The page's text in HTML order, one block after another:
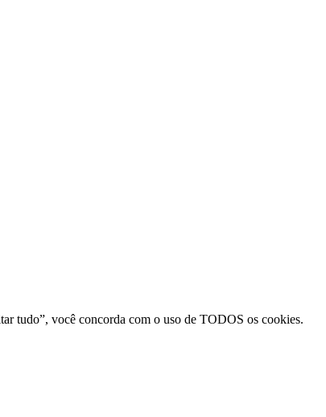
tudo”, você concorda com o uso de TODOS os cookies.